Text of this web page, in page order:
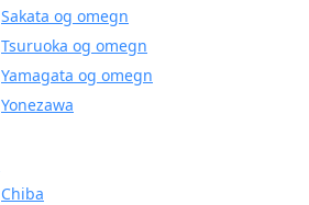
Sakata og omegn
Tsuruoka og omegn
Yamagata og omegn
Yonezawa
Chiba